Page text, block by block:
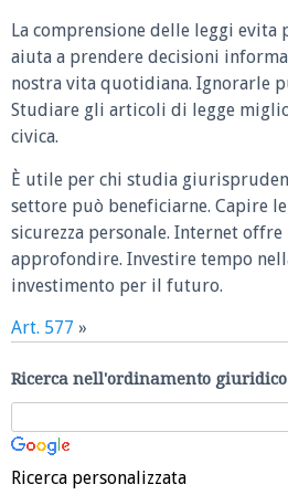
La comprensione delle leggi
aiuta a prendere decisioni
nostra vita quotidiana. Ignorarle
Studiare gli articoli di legge
civica.
È utile per chi studia
settore può beneficiarne. Capire
sicurezza personale. Internet
approfondire. Investire tempo
investimento per il futuro.
Art. 577 »
Ricerca nell'ordinamento giuridico
Ricerca personalizzata